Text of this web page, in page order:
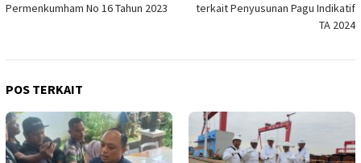
Permenkumham No 16 Tahun 2023
terkait Penyusunan Pagu Indikatif
TA 2024
POS TERKAIT